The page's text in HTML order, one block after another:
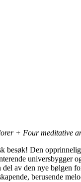
+ Four meditative
besøk! Den
universbygger
del av den nye bølgen
berusende